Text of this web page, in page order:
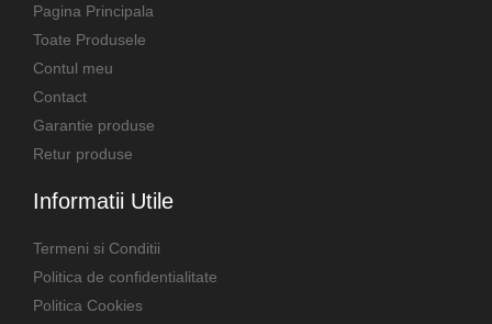
Pagina Principala
Toate Produsele
Contul meu
Contact
Garantie produse
Retur produse
Informatii Utile
Termeni si Conditii
Politica de confidentialitate
Politica Cookies